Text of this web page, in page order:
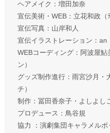
ヘアメイク：増田加奈
宣伝美術・WEB：立花和政（ﾃ
宣伝写真：山岸和人
宣伝イラストレーション：an
WEBコーディング：阿波屋
ン）
グッズ制作進行：雨宮沙月・
チ）
制作：冨田香奈子・よしよし
プロデュース：鳥谷規
協力 ：演劇集団キャラメル